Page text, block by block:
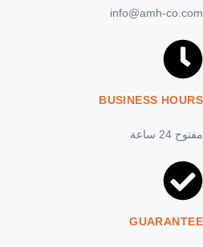
info@amh-co.com
BUSINESS HOURS
مفتوح 24 ساعة
GUARANTEE